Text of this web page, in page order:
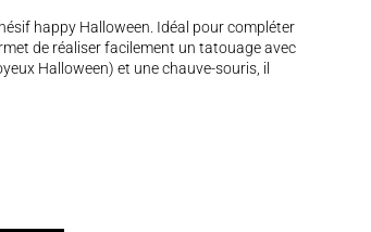
happy Halloween. Idéal pour compléter
de réaliser facilement un tatouage avec
Halloween) et une chauve-souris, il